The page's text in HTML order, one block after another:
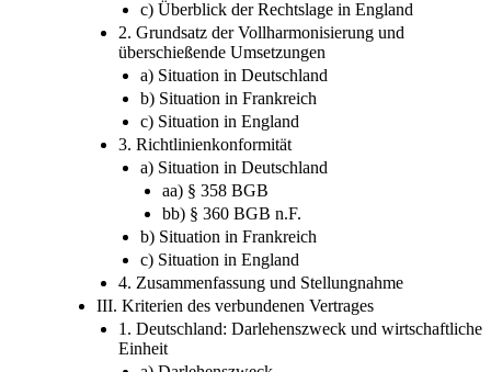
2. Grundsatz der Vollharmonisierung und
überschießende Umsetzungen
a) Situation in Deutschland
b) Situation in Frankreich
c) Situation in England
3. Richtlinienkonformität
a) Situation in Deutschland
aa) § 358 BGB
bb) § 360 BGB n.F.
b) Situation in Frankreich
c) Situation in England
4. Zusammenfassung und Stellungnahme
III. Kriterien des verbundenen Vertrages
1. Deutschland: Darlehenszweck und wirtschaftliche
Einheit
a) Darlehenszweck